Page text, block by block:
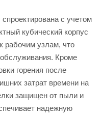
с учетом
кубический корпус
рабочим узлам, что
Кроме
горения после
затрат времени на
защищен от пыли и
надежную